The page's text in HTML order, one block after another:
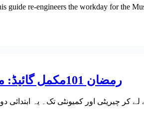
guide re-engineers the workday for the
رمضان 101مکمل گائیڈ: مسلمانوں اور غیر مسلموں کے لیے مکمل رہنما